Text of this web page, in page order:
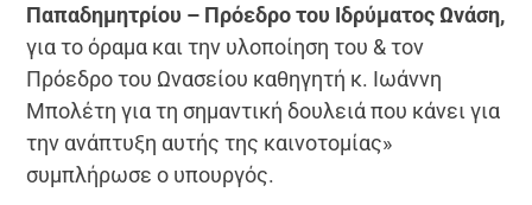
Παπαδημητρίου – Πρόεδρο του Ιδρύματος Ωνάση,
για το όραμα και την υλοποίηση του & τον
Πρόεδρο του Ωνασείου καθηγητή κ. Ιωάννη
Μπολέτη για τη σημαντική δουλειά που κάνει για
την ανάπτυξη αυτής της καινοτομίας»
συμπλήρωσε ο υπουργός.